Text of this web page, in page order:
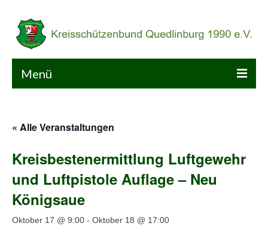
Menü
KSB
Kalender
Sport
Service
« Alle Veranstaltungen
Kreisbestenermittlung Luftgewehr
und Luftpistole Auflage – Neu
Königsaue
Oktober 17 @ 9:00 - Oktober 18 @ 17:00